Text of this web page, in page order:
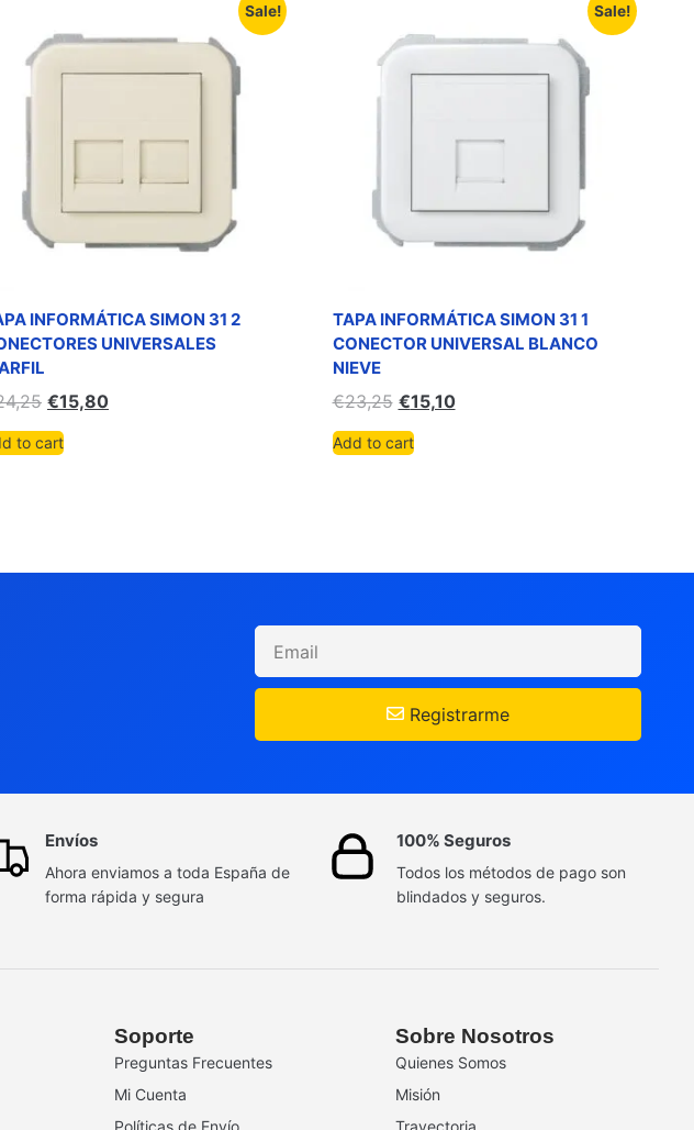
Sale!
INFORMÁTICA SIMON 31 2
UNIVERSALES
€15,80
to cart
Sale!
TAPA INFORMÁTICA SIMON 31 1
CONECTOR UNIVERSAL BLANCO
NIEVE
€23,25 €15,10
Add to cart
Registrarme
Envíos
Ahora enviamos a toda España de
forma rápida y segura
100% Seguros
Todos los métodos de pago son
blindados y seguros.
Soporte
Preguntas Frecuentes
Mi Cuenta
Políticas de Envío
Sobre Nosotros
Quienes Somos
Misión
Trayectoria